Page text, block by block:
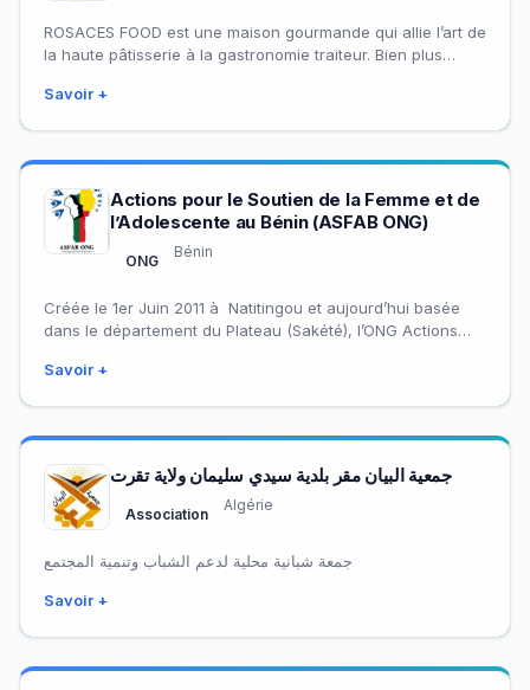
ROSACES FOOD est une maison gourmande qui allie l’art de
la haute pâtisserie à la gastronomie traiteur. Bien plus
Savoir +
Actions pour le Soutien de la Femme et de
l’Adolescente au Bénin (ASFAB ONG)
ONG
Bénin
Créée le 1er Juin 2011 à Natitingou et aujourd’hui basée
dans le département du Plateau (Sakété), l’ONG Actions
Savoir +
جمعية البيان مقر بلدية سيدي سليمان ولاية تقرت
Association
Algérie
Savoir +